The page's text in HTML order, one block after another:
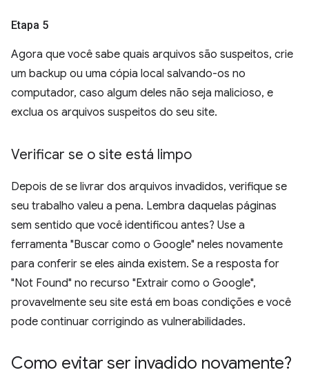
Etapa 5
Agora que você sabe quais arquivos são suspeitos, crie
um backup ou uma cópia local salvando-os no
computador, caso algum deles não seja malicioso, e
exclua os arquivos suspeitos do seu site.
Verificar se o site está limpo
Depois de se livrar dos arquivos invadidos, verifique se
seu trabalho valeu a pena. Lembra daquelas páginas
sem sentido que você identificou antes? Use a
ferramenta "Buscar como o Google" neles novamente
para conferir se eles ainda existem. Se a resposta for
"Not Found" no recurso "Extrair como o Google",
provavelmente seu site está em boas condições e você
pode continuar corrigindo as vulnerabilidades.
Como evitar ser invadido novamente?